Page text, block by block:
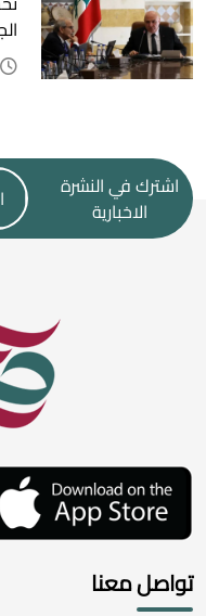
اشترك في النشرة
الاخبارية
تواصل معنا